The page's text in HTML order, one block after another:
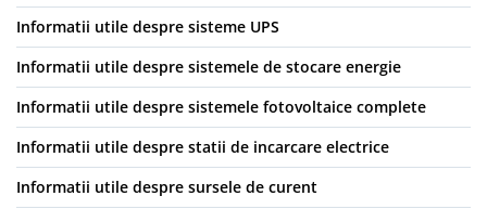
Informatii utile despre sisteme UPS
Informatii utile despre sistemele de stocare energie
Informatii utile despre sistemele fotovoltaice complete
Informatii utile despre statii de incarcare electrice
Informatii utile despre sursele de curent